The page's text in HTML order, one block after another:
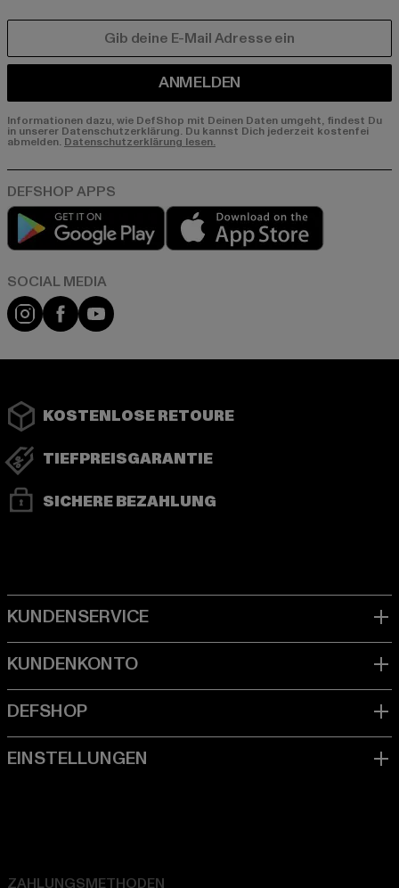
ANMELDEN
Informationen dazu, wie DefShop mit Deinen Daten umgeht, findest Du
in unserer Datenschutzerklärung. Du kannst Dich jederzeit kostenfei
abmelden. Datenschutzerklärung lesen.
Play market
Instagram
FacebookYouTube
KOSTENLOSE RETOURE
TIEFPREISGARANTIE
SICHERE BEZAHLUNG
ZAHLUNGSMETHODEN